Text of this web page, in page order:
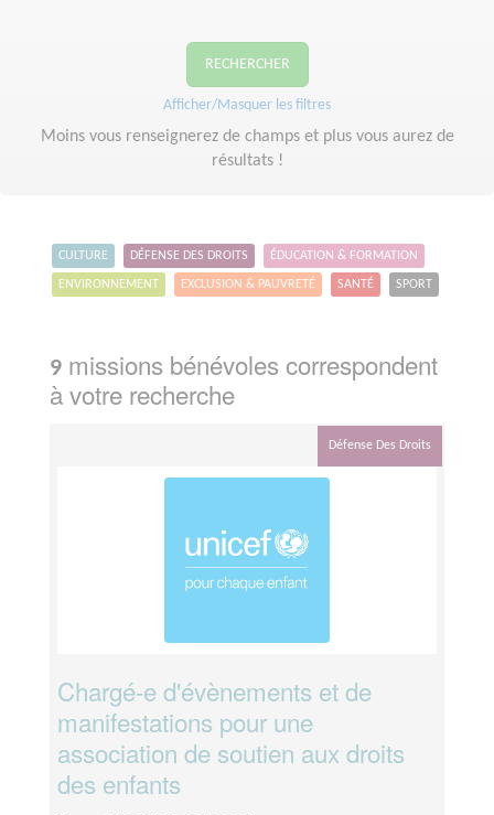
RECHERCHER
Afficher/Masquer les filtres
Moins vous renseignerez de champs et plus vous aurez de
résultats !
CULTURE DÉFENSE DES DROITS ÉDUCATION & FORMATION
ENVIRONNEMENT EXCLUSION & PAUVRETÉ SANTÉ SPORT
9 missions bénévoles correspondent
à votre recherche
Défense Des Droits
Chargé-e d'évènements et de
manifestations pour une
association de soutien aux droits
des enfants